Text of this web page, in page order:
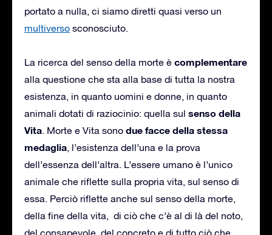
portato a nulla, ci siamo diretti quasi verso un
multiverso sconosciuto.
La ricerca del senso della morte è complementare
alla questione che sta alla base di tutta la nostra
esistenza, in quanto uomini e donne, in quanto
animali dotati di raziocinio: quella sul senso della
Vita. Morte e Vita sono due facce della stessa
medaglia, l’esistenza dell’una e la prova
dell’essenza dell’altra. L’essere umano è l’unico
animale che riflette sulla propria vita, sul senso di
essa. Perciò riflette anche sul senso della morte,
della fine della vita, di ciò che c’è al di là del noto,
del consapevole, del concreto e di tutto ciò che